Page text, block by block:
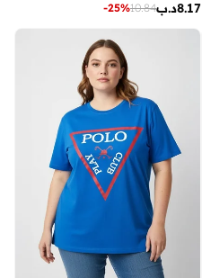
د.ب8.17
10.84
-25%